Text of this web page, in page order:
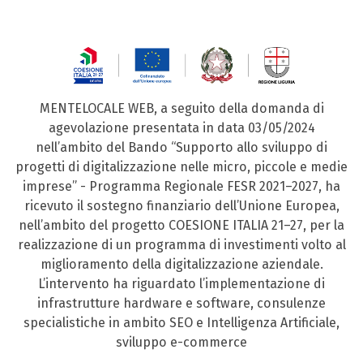
MENTELOCALE WEB, a seguito della domanda di
agevolazione presentata in data 03/05/2024
nell’ambito del Bando “Supporto allo sviluppo di
progetti di digitalizzazione nelle micro, piccole e medie
imprese” - Programma Regionale FESR 2021–2027, ha
ricevuto il sostegno finanziario dell’Unione Europea,
nell’ambito del progetto COESIONE ITALIA 21–27, per la
realizzazione di un programma di investimenti volto al
miglioramento della digitalizzazione aziendale.
L’intervento ha riguardato l’implementazione di
infrastrutture hardware e software, consulenze
specialistiche in ambito SEO e Intelligenza Artificiale,
sviluppo e-commerce